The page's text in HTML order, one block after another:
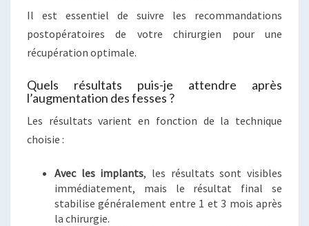
Il est essentiel de suivre les recommandations
postopératoires de votre chirurgien pour une
récupération optimale.
Quels résultats puis-je attendre après
l’augmentation des fesses ?
Les résultats varient en fonction de la technique
choisie :
Avec les implants, les résultats sont visibles
immédiatement, mais le résultat final se
stabilise généralement entre 1 et 3 mois après
la chirurgie.